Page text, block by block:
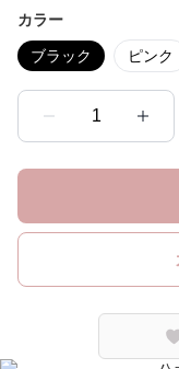
カラー
ブラック ピンク
1